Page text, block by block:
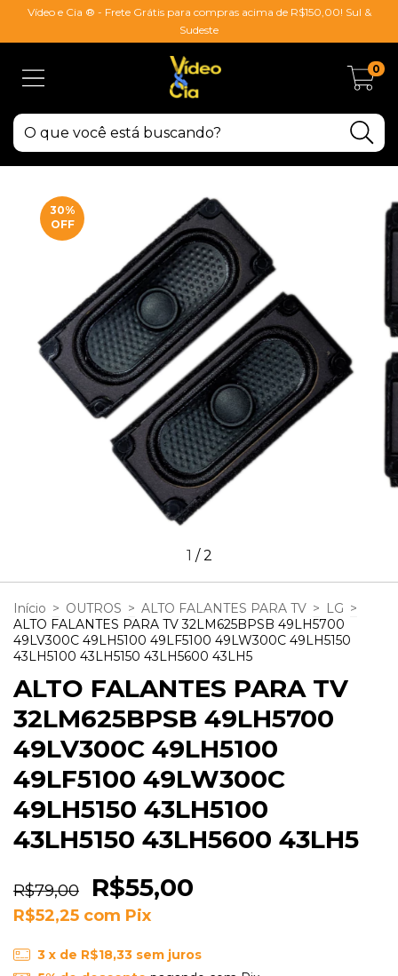
Vídeo e Cia ® - Frete Grátis para compras acima de R$150,00! Sul &
Sudeste
0
30%
OFF
1 /2
Início > OUTROS > ALTO FALANTES PARA TV > LG >
ALTO FALANTES PARA TV 32LM625BPSB 49LH5700
49LV300C 49LH5100 49LF5100 49LW300C 49LH5150
43LH5100 43LH5150 43LH5600 43LH5
ALTO FALANTES PARA TV
32LM625BPSB 49LH5700
49LV300C 49LH5100
49LF5100 49LW300C
49LH5150 43LH5100
43LH5150 43LH5600 43LH5
R$79,00 R$55,00
R$52,25 com Pix
3 x de R$18,33 sem juros